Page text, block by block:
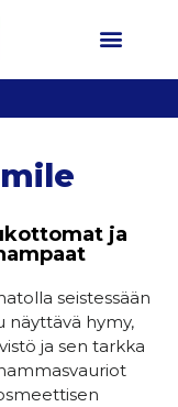
ja
seistessään
näyttävä hymy,
ja sen tarkka